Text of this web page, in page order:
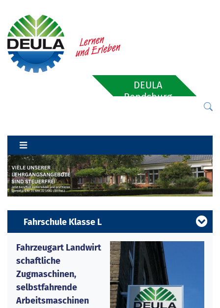
DEULA
Rendsburg
Fahrschule Klasse L
Fahrzeugart Landwirt
schaftliche
Zugmaschinen,
selbstfahrende
Arbeitsmaschinen